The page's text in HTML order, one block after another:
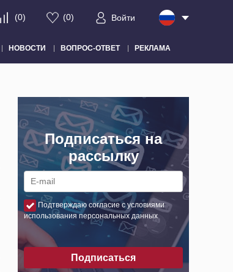
(0) (0) Войти
НОВОСТИ ВОПРОС-ОТВЕТ РЕКЛАМА
Подписаться на
рассылку
Подтверждаю согласие с условиями
использования персональных данных
Подписаться